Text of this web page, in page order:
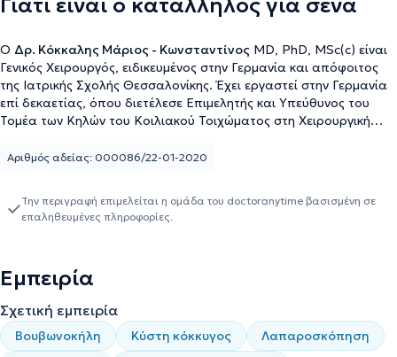
Γιατί είναι ο κατάλληλος για σένα
Ο Δρ. Κόκκαλης Μάριος - Κωνσταντίνος MD, PhD, MSc(c) είναι
Γενικός Χειρουργός, ειδικευμένος στην Γερμανία και απόφοιτος
της Ιατρικής Σχολής Θεσσαλονίκης. Έχει εργαστεί στην Γερμανία
επί δεκαετίας, όπου διετέλεσε Επιμελητής και Υπεύθυνος του
Τομέα των Κηλών του Κοιλιακού Τοιχώματος στη Χειρουργική
Τύμπιγκεν, όπου και είναι Διδάκτωρ του Πανεπιστημίου του
αντιμετωπίσει πληθώρα περιστατικών όλου του εύρους της
Γενικής Χειρουργικής με έμφαση στην Λαπαροσκοπική
στην Χειρουργική του Παχέος Εντέρου και την Πρωκτολογία.
Αριθμός αδείας: 000086/22-01-2020
Την περιγραφή επιμελείται η ομάδα του doctoranytime βασισμένη σε
επαληθευμένες πληροφορίες.
Εμπειρία
Σχετική εμπειρία
Βουβωνοκήλη Κύστη κόκκυγος
Λαπαροσκόπηση